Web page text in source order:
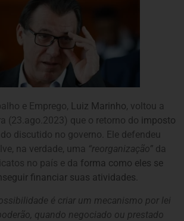
e Emprego, Luiz Marinho, voltou a
(23.ago.2023) que o retorno do imposto
discutido no governo. Ele defendeu
na verdade, uma “reorganização” da
no país e da forma como eles se
financiar suas atividades
é criar um mecanismo por lei
quando negociado ou prestado